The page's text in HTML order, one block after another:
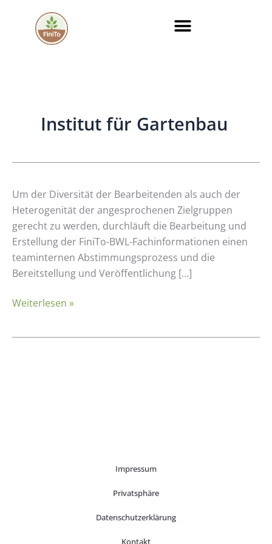
springen
Institut für Gartenbau
Um der Diversität der Bearbeitenden als auch der
Heterogenität der angesprochenen Zielgruppen
gerecht zu werden, durchläuft die Bearbeitung und
Erstellung der FiniTo-BWL-Fachinformationen einen
teaminternen Abstimmungsprozess und die
Bereitstellung und Veröffentlichung […]
Das
Team(-
Work)
der
Querschnittstelle
Betriebswirtschaft
Projekt
Weiterlesen »
Impressum
Privatsphäre
Datenschutzerklärung
Kontakt